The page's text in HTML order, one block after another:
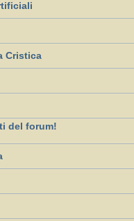
Cristica
del forum!